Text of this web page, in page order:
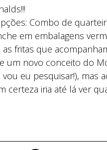
Combo de
em embalagens
fritas que
um novo conceito do
vou eu pesquisar!), mas
certeza iria até lá ver